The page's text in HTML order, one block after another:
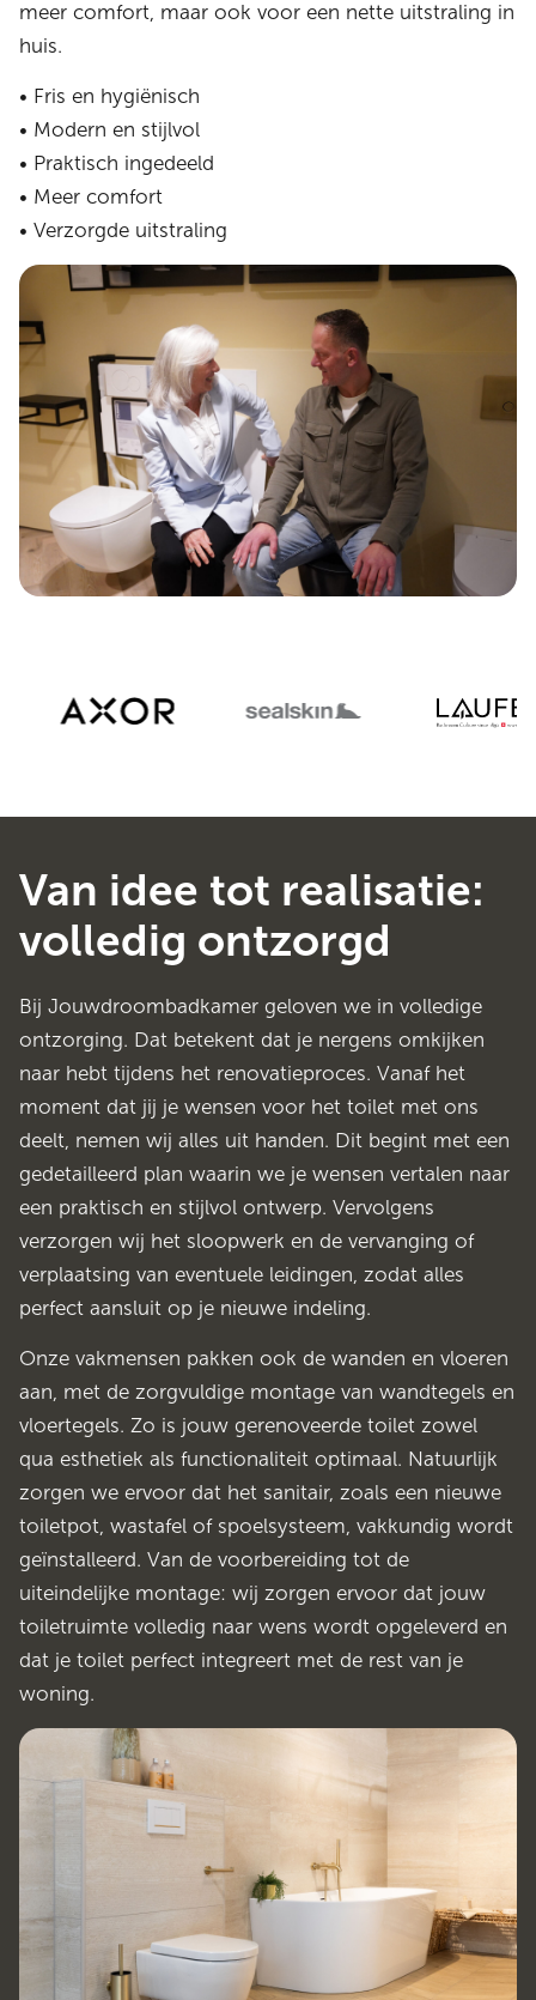
meer comfort, maar ook voor een nette uitstraling in
huis.
• Fris en hygiënisch
• Modern en stijlvol
• Praktisch ingedeeld
• Meer comfort
• Verzorgde uitstraling
Van idee tot realisatie:
volledig ontzorgd
Bij Jouwdroombadkamer geloven we in volledige
ontzorging. Dat betekent dat je nergens omkijken
naar hebt tijdens het renovatieproces. Vanaf het
moment dat jij je wensen voor het toilet met ons
deelt, nemen wij alles uit handen. Dit begint met een
gedetailleerd plan waarin we je wensen vertalen naar
een praktisch en stijlvol ontwerp. Vervolgens
verzorgen wij het sloopwerk en de vervanging of
verplaatsing van eventuele leidingen, zodat alles
perfect aansluit op je nieuwe indeling.
Onze vakmensen pakken ook de wanden en vloeren
aan, met de zorgvuldige montage van wandtegels en
vloertegels. Zo is jouw gerenoveerde toilet zowel
qua esthetiek als functionaliteit optimaal. Natuurlijk
zorgen we ervoor dat het sanitair, zoals een nieuwe
toiletpot, wastafel of spoelsysteem, vakkundig wordt
geïnstalleerd. Van de voorbereiding tot de
uiteindelijke montage: wij zorgen ervoor dat jouw
toiletruimte volledig naar wens wordt opgeleverd en
dat je toilet perfect integreert met de rest van je
woning.